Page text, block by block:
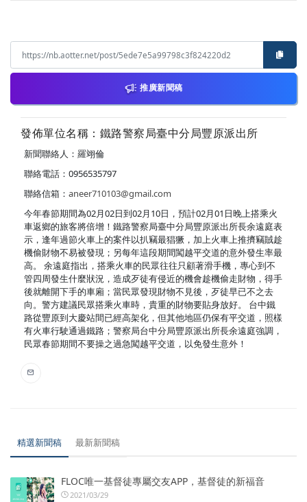
推廣新聞稿
發佈單位名稱：鐵路警察局臺中分局豐原派出所
新聞聯絡人：羅翊倫
聯絡電話：0956535797
聯絡信箱： aneer710103@gmail.com
今年春節期間為02月02日到02月10日，預計02月01日晚上搭乘火
車返鄉的旅客將倍增！鐵路警察局臺中分局豐原派出所長余遠庭表
示，逢年過節火車上的案件以扒竊最猖獗，加上火車上推擠竊賊趁
機偷財物不易被發現；另每年這段期間闖越平交道的意外發生率最
高。 余遠庭指出，搭乘火車的民眾往往只顧著滑手機，專心到不
管四周發生什麼狀況，造成歹徒有侵近的機會趁機偷走財物，得手
後就離開下手的車廂；當民眾發現財物不見後，歹徒早已不之去
向。警方建議民眾搭乘火車時，貴重的財物要貼身放好。 台中鐵
路從豐原到大慶站間已經高架化，但其他地區仍保有平交道，照樣
有火車行駛通過鐵路；警察局台中分局豐原派出所長余遠庭強調，
民眾春節期間不要操之過急闖越平交道，以免發生意外！
精選新聞稿 最新新聞稿
FLOC唯一基督徒專屬交友APP，基督徒的新福音
2021/03/29